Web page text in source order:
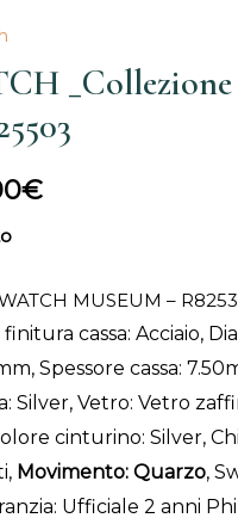
€
attuale
è:
531,00€.
MUSEUM –
cassa: Acciaio,
Spessore cassa:
Silver, Vetro: Vetro
cinturino: Silver,
Movimento: Quarzo,
Ufficiale 2 anni